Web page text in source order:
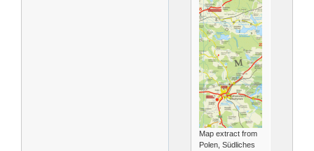
Мap extract from
Polen, Südliches